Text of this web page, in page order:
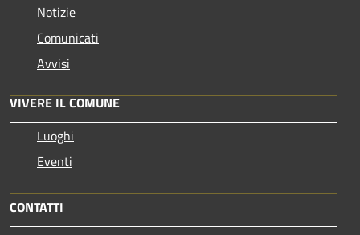
Notizie
Comunicati
Avvisi
VIVERE IL COMUNE
Luoghi
Eventi
CONTATTI